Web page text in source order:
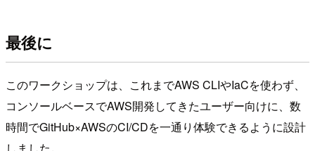
最後に
このワークショップは、これまでAWS CLIやIaCを使わず、
コンソールベースでAWS開発してきたユーザー向けに、数
時間でGitHub×AWSのCI/CDを一通り体験できるように設計